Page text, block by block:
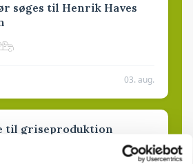
søges til Henrik Haves
03. aug.
til griseproduktion